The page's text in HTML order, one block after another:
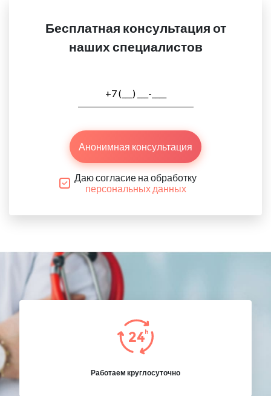
Бесплатная консультация от
наших специалистов
Анонимная консультация
Даю согласие на обработку
персональных данных
Работаем круглосуточно